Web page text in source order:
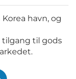
havn, og
tilgang til gods